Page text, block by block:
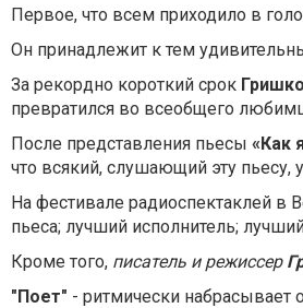
Первое, что всем приходило в
Он принадлежит к тем
За рекордно короткий срок
превратился во всеобщего
После представления пьесы «Как
что всякий, слушающий эту пьесу,
На фестивале радиоспектаклей в
пьеса; лучший исполнитель;
Кроме того, писатель и режиссер
"Поет" - ритмически набрасывает